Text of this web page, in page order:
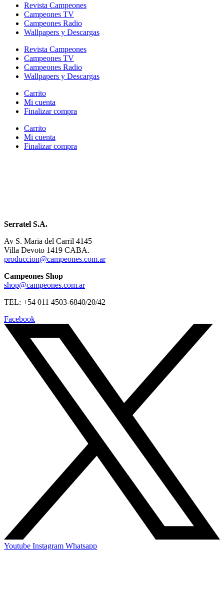
Revista Campeones
Campeones TV
Campeones Radio
Wallpapers y Descargas
Revista Campeones
Campeones TV
Campeones Radio
Wallpapers y Descargas
Carrito
Mi cuenta
Finalizar compra
Carrito
Mi cuenta
Finalizar compra
Serratel S.A.
Av S. Maria del Carril 4145
Villa Devoto 1419 CABA.
produccion@campeones.com.ar
Campeones Shop
shop@campeones.com.ar
TEL: +54 011 4503-6840/20/42
Facebook
Youtube Instagram Whatsapp